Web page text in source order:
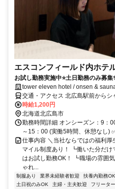
エスコンフィールド内ホテ
お試し勤務実施中⭐土日勤務のみ募集
tower eleven hotel / onsen &
交通・アクセス 北広島駅前からシ
時給1,200円
北海道北広島市
勤務時間詳細 オンシーズン：9：
～15：00 (実働5時間、休憩なし)
仕事内容 ＼当社ならではの福利
マイル制度あり！ ┗働いた分だけ
はお試し勤務OK！ ┗職場の雰囲
ゃれ...
制服あり 業界未経験者歓迎 扶養内勤務OK
土日祝のみOK
主婦・主夫歓迎 フリータ